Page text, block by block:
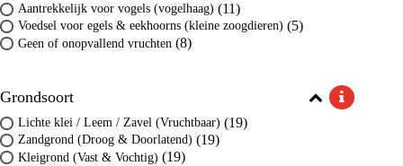
Aantrekkelijk voor vogels (vogelhaag) (11)
Voedsel voor egels & eekhoorns (kleine zoogdieren) (5)
Geen of onopvallend vruchten (8)
Grondsoort
Lichte klei / Leem / Zavel (Vruchtbaar) (19)
Zandgrond (Droog & Doorlatend) (19)
Kleigrond (Vast & Vochtig) (19)